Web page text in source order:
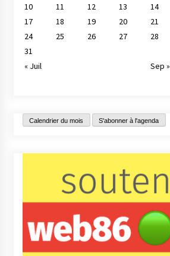
10
11 12 13 14
17
18 19 20 21
24
25 26 27 28
31
« Juil
Sep »
Calendrier du mois S'abonner à l'agenda